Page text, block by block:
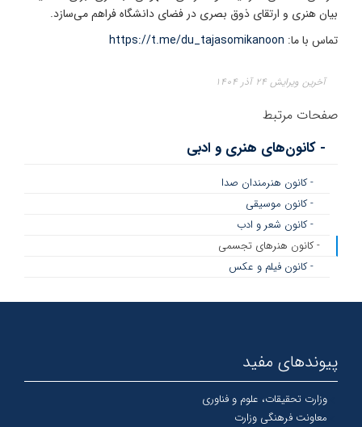
بیان هنری و ارتقای ذوق بصری در فضای دانشگاه فراهم می‌سازد.
تماس با ما: https://t.me/du_tajasomikanoon
آخرین ویرایش ۲۴ آذر ۱۴۰۴
صفحات مرتبط
- کانون‌های هنری و ادبی
- کانون هنرمندان صدا
- کانون موسیقی
- کانون شعر و ادب
- کانون هنرهای تجسمی
- کانون فیلم و عکس
پیوندهای مفید
وزارت تحقیقات، علوم و فناوری
معاونت فرهنگی وزارت